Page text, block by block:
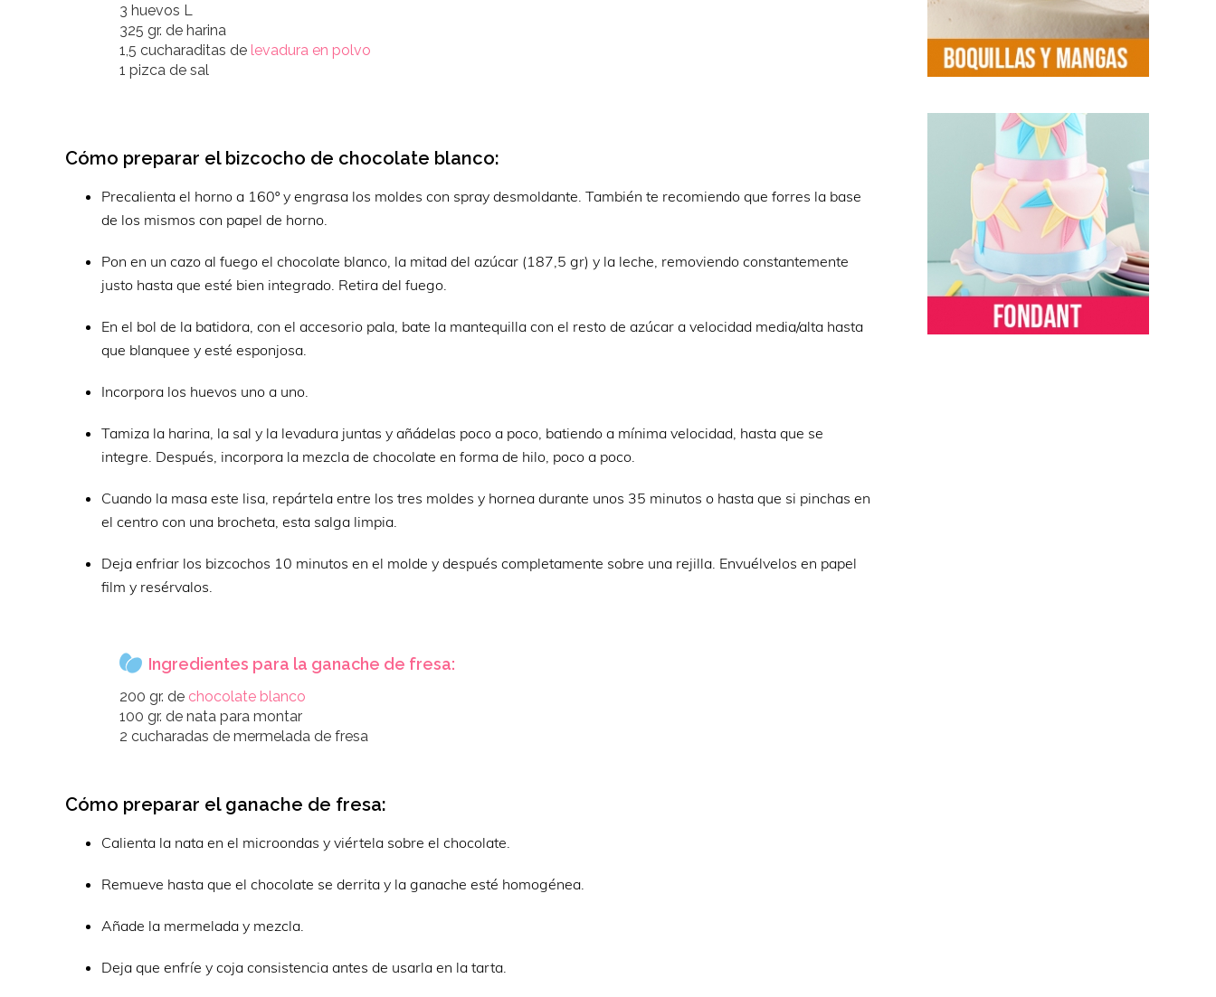
3 huevos L
325 gr. de harina
1,5 cucharaditas de levadura en polvo
1 pizca de sal
Cómo preparar el bizcocho de chocolate blanco:
Precalienta el horno a 160º y engrasa los moldes con spray desmoldante. También te recomiendo que forres la base
de los mismos con papel de horno.
Pon en un cazo al fuego el chocolate blanco, la mitad del azúcar (187,5 gr) y la leche, removiendo constantemente
justo hasta que esté bien integrado. Retira del fuego.
En el bol de la batidora, con el accesorio pala, bate la mantequilla con el resto de azúcar a velocidad media/alta hasta
que blanquee y esté esponjosa.
Incorpora los huevos uno a uno.
Tamiza la harina, la sal y la levadura juntas y añádelas poco a poco, batiendo a mínima velocidad, hasta que se
integre. Después, incorpora la mezcla de chocolate en forma de hilo, poco a poco.
Cuando la masa este lisa, repártela entre los tres moldes y hornea durante unos 35 minutos o hasta que si pinchas en
el centro con una brocheta, esta salga limpia.
Deja enfriar los bizcochos 10 minutos en el molde y después completamente sobre una rejilla. Envuélvelos en papel
film y resérvalos.
Ingredientes para la ganache de fresa:
200 gr. de chocolate blanco
100 gr. de nata para montar
2 cucharadas de mermelada de fresa
Cómo preparar el ganache de fresa:
Calienta la nata en el microondas y viértela sobre el chocolate.
Remueve hasta que el chocolate se derrita y la ganache esté homogénea.
Añade la mermelada y mezcla.
Deja que enfríe y coja consistencia antes de usarla en la tarta.